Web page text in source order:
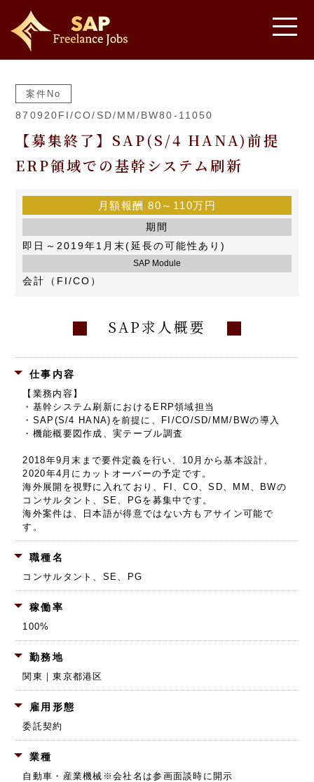
案件No
870920FI/CO/SD/MM/BW80-11050
【募集終了】SAP(S/4 HANA)前提
ERP領域での基幹システム刷新
月額報酬 80～110万円
期間
即日～2019年1月末(延長の可能性あり)
SAP Module
会計（FI/CO）
SAP求人概要
仕事内容
【業務内容】
・基幹システム刷新におけるERP領域担当
・SAP(S/4 HANA)を前提に、FI/CO/SD/MM/BWの導入
・機能概要図作成、実テーブル調査
2018年9月末まで要件定義を行い、10月から基本設計、
2020年4月にカットオーバーの予定です。
海外展開を視野に入れており、FI、CO、SD、MM、BWの
コンサルタント、SE、PGを募集中です。
海外案件は、日本語が得意ではない方もアサイン可能で
す。
職種名
コンサルタント、SE、PG
稼働率
100%
勤務地
関東｜東京都港区
雇用形態
委託契約
業種
自動車・産業機械 ※会社名は参画面談時に開示